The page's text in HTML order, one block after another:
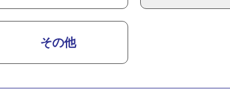
その他